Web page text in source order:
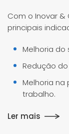
Com o Inovar
principais
Melhoria
Redução
Melhoria
trabalho.
Ler mais